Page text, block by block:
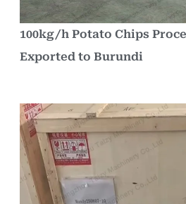
100kg/h Potato Chips
Exported to Burundi